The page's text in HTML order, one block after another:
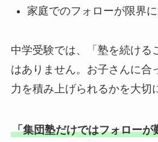
家庭でのフォローが限界
中学受験では、「塾を続ける
はありません。お子さんに合
力を積み上げられるかを大切
「集団塾だけではフォローが